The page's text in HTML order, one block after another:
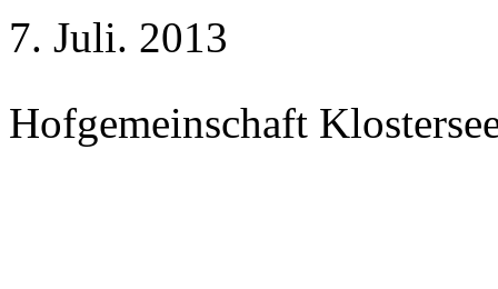
7. Juli. 2013
Hofgemeinschaft